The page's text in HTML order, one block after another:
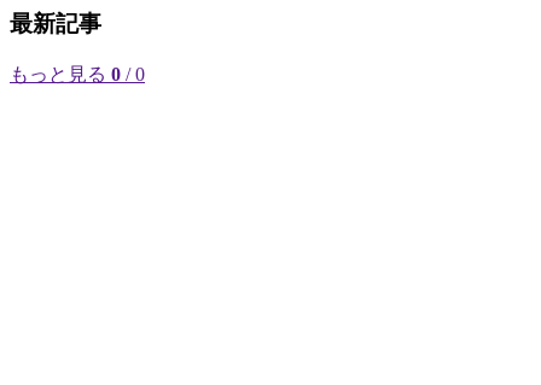
最新記事
もっと見る 0 / 0